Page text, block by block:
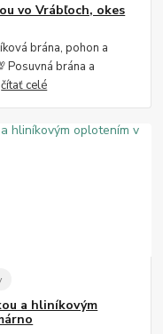
vo Vrábľoch, okes
brána, pohon a
Posuvná brána a
čítať celé
a hliníkovým